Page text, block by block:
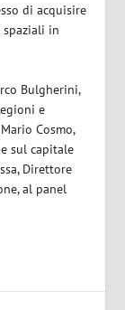
di acquisire
spaziali in
Bulgherini,
e
Mario Cosmo,
sul capitale
, Direttore
al panel